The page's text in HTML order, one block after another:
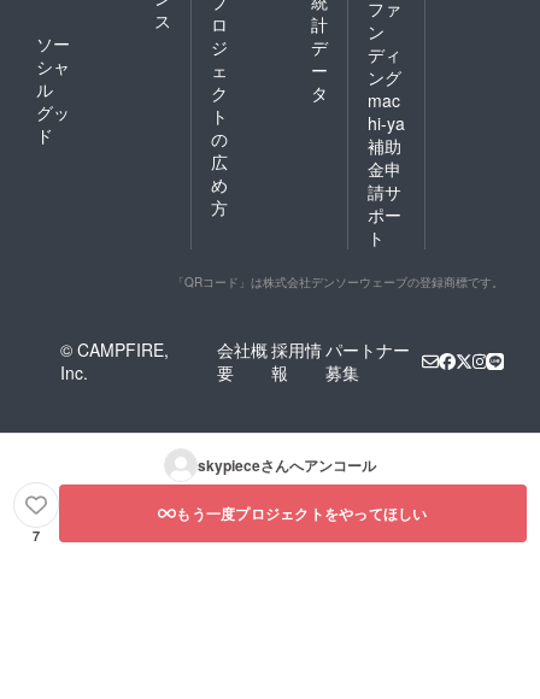
ス
ソー
シャ
ル
グッ
ド
ロ
ジ
ェ
ク
ト
の
広
め
方
計
デ
ー
タ
ファ
ン
ディ
ング
mac
hi-ya
補助
金申
請サ
ポー
ト
「QRコード」は株式会社デンソーウェーブの登録商標です。
© CAMPFIRE,
Inc.
会社概
要
採用情
報
パートナー
募集
skypieceさんへアンコール
7
もう一度プロジェクトをやってほしい